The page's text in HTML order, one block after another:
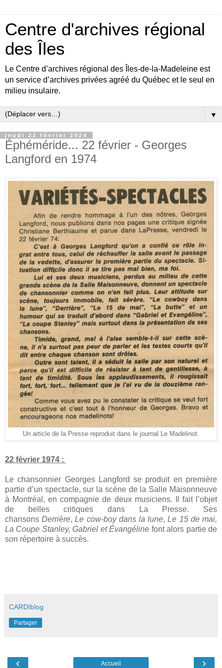
Centre d'archives régional
des Îles
Le Centre d’archives régional des Îles-de-la-Madeleine est
un service d’archives privées agréé du Québec et le seul en
milieu insulaire.
▼
jeudi 22 février 2024
Éphéméride... 22 février - Georges
Langford en 1974
Un article de la Presse reproduit dans le journal Le Madelinot.
22 février 1974 :
Le chansonnier Georges Langford se produit en première
partie d’un spectacle, sur la scène de la Salle Maisonneuve
à Montréal, en compagnie de deux musiciens. Il fait l’objet
de belles critiques dans La Presse. Ses
chansonsDerrière,Le cow-boy dans la lune,Le 15 de mai,
La Coupe Stanley, Gabriel et Évangéline font alors partie de
son répertoire à succès.
CARDIblog
Partager
‹ ›
Accueil